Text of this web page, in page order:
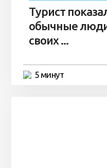
Турист
обычные люди
своих ...
5 минут